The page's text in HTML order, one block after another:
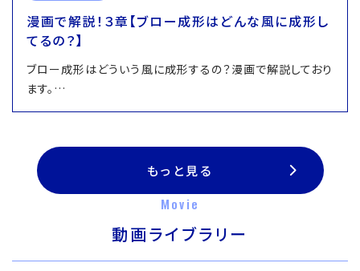
漫画で解説！３章【ブロー成形はどんな風に成形し
てるの？】
ブロー成形はどういう風に成形するの？漫画で解説しており
ます。…
もっと見る
Movie
動画ライブラリー